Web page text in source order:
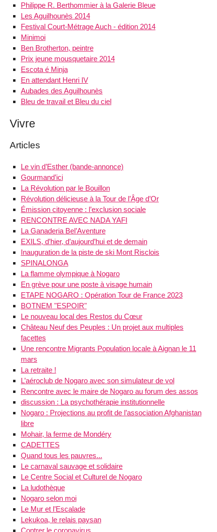
Philippe R. Berthommier à la Galerie Bleue
Les Aguilhounès 2014
Festival Court-Métrage Auch - édition 2014
Minimoi
Ben Brotherton, peintre
Prix jeune mousquetaire 2014
Escota é Minja
En attendant Henri IV
Aubades des Aguilhounès
Bleu de travail et Bleu du ciel
Vivre
Articles
Le vin d’Esther (bande-annonce)
Gourmand’ici
La Révolution par le Bouillon
Révolution délicieuse à la Tour de l’Âge d’Or
Émission citoyenne : l’exclusion sociale
RENCONTRE AVEC NADA YAFI
La Ganaderia Bel’Aventure
EXILS, d’hier, d’aujourd’hui et de demain
Inauguration de la piste de ski Mont Risclois
SPINALONGA
La flamme olympique à Nogaro
En grève pour une poste à visage humain
ETAPE NOGARO : Opération Tour de France 2023
BOTNEM "ESPOIR"
Le nouveau local des Restos du Cœur
Château Neuf des Peuples : Un projet aux multiples
facettes
Une rencontre Migrants Population locale à Aignan le 11
mars
La retraite !
L’aéroclub de Nogaro avec son simulateur de vol
Rencontre avec le maire de Nogaro au forum des assos
discussion : La psychothérapie institutionnelle
Nogaro : Projections au profit de l’association Afghanistan
libre
Mohair, la ferme de Mondéry
CADETTES
Quand tous les pauvres...
Le carnaval sauvage et solidaire
Le Centre Social et Culturel de Nogaro
La ludothèque
Nogaro selon moi
Le Mur et l’Escalade
Lekukoa, le relais paysan